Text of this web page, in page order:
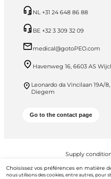
NL +31 24 648 86 88
BE +32 3 309 32 09
medical@gotoPEO.com
Havenweg 16, 6603 AS
Leonardo da Vincilaan 19A/8,
Diegem
Go to the contact page
Supply
PEO B.V. ©
Choisissez vos préférences en matière
nous utilisons des cookies, entre autres, pour